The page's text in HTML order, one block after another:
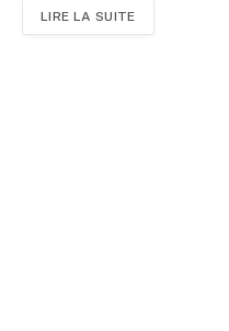
LIRE LA SUITE